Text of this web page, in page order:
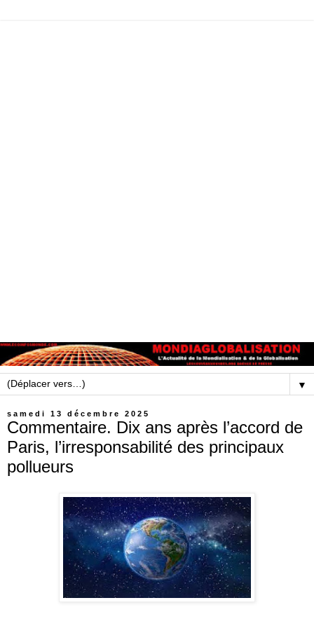
▼
samedi 13 décembre 2025
Commentaire. Dix ans après l’accord de
Paris, l’irresponsabilité des principaux
pollueurs